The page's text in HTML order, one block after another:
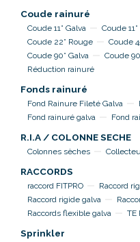
Coude rainuré
Coude 11° Galva Coude
Coude 22° Rouge
Coude
Coude 90° Galva
Coude
Réduction rainuré
Fonds rainuré
Fond Rainure Fileté Galva
Fond rainuré galva
Fond
R.I.A / COLONNE SECHE
Colonnes sèches
RACCORDS
raccord FITPRO Raccord
Raccord rigide galva
Raccords flexible galva
TE
Sprinkler